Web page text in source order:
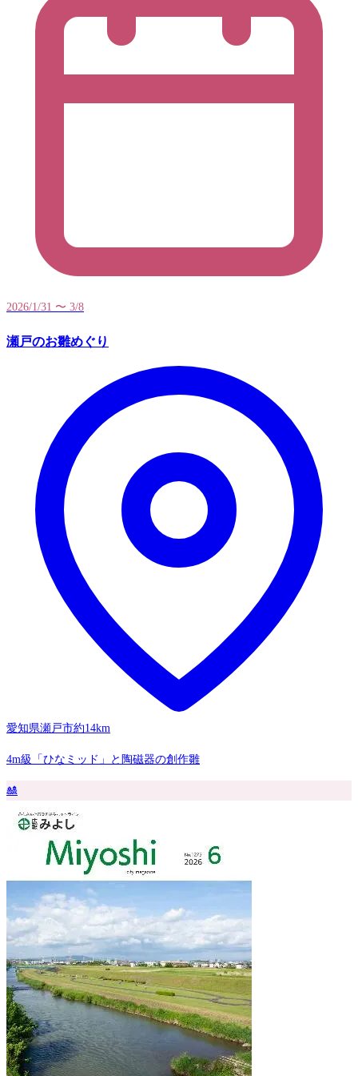
2026/1/31 〜 3/8
瀬戸のお雛めぐり
愛知県瀬戸市約14km
4m級「ひなミッド」と陶磁器の創作雛
🎎